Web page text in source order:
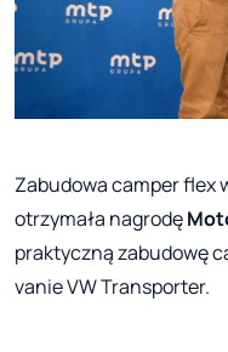
Zabudowa camper flex
otrzymała nagrodę
praktyczną zabudowę
vanie VW Transporter.